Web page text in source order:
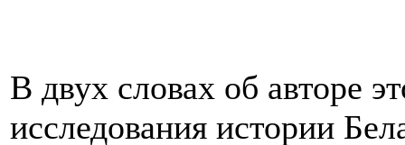
В двух словах об авторе
исследования истории